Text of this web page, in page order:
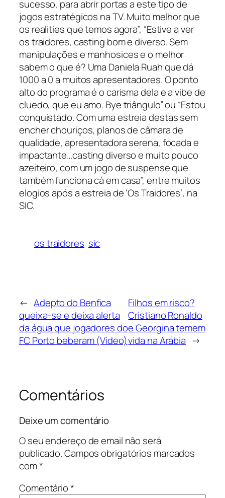
sucesso, para abrir portas a este tipo de
jogos estratégicos na TV. Muito melhor que
os realities que temos agora”, “Estive a ver
os traidores, casting bom e diverso. Sem
manipulações e manhosices e o melhor
sabem o que é? Uma Daniela Ruah que dá
1000 a 0 a muitos apresentadores. O ponto
alto do programa é o carisma dela e a vibe de
cluedo, que eu amo. Bye triângulo” ou “Estou
conquistado. Com uma estreia destas sem
encher chouriços, planos de câmara de
qualidade, apresentadora serena, focada e
impactante…casting diverso e muito pouco
azeiteiro, com um jogo de suspense que
também funciona cá em casa”, entre muitos
elogios após a estreia de ‘Os Traidores’, na
SIC.
os traidores sic
← Adepto do Benfica
queixa-se e deixa alerta
da água que jogadores do
FC Porto beberam (Vídeo)
Filhos em risco?
Cristiano Ronaldo
e Georgina temem
vida na Arábia →
Comentários
Deixe um comentário
O seu endereço de email não será
publicado.Campos obrigatórios marcados
com*
Comentário*